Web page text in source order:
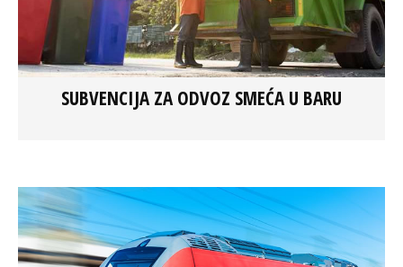
SUBVENCIJA ZA ODVOZ SMEĆA U BARU